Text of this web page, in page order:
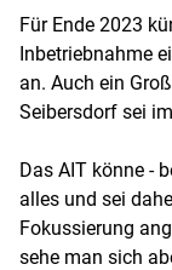
Für Ende 2023
Inbetriebnahme
an. Auch ein
Seibersdorf sei
Das AIT könne -
alles und sei
Fokussierung
sehe man sich